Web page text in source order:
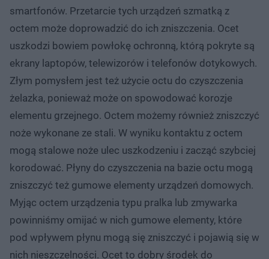
smartfonów. Przetarcie tych urządzeń szmatką z
octem może doprowadzić do ich zniszczenia. Ocet
uszkodzi bowiem powłokę ochronną, którą pokryte są
ekrany laptopów, telewizorów i telefonów dotykowych.
Złym pomysłem jest też użycie octu do czyszczenia
żelazka, ponieważ może on spowodować korozje
elementu grzejnego. Octem możemy również zniszczyć
noże wykonane ze stali. W wyniku kontaktu z octem
mogą stalowe noże ulec uszkodzeniu i zacząć szybciej
korodować. Płyny do czyszczenia na bazie octu mogą
zniszczyć też gumowe elementy urządzeń domowych.
Myjąc octem urządzenia typu pralka lub zmywarka
powinniśmy omijać w nich gumowe elementy, które
pod wpływem płynu mogą się zniszczyć i pojawią się w
nich nieszczelności. Ocet to dobry środek do